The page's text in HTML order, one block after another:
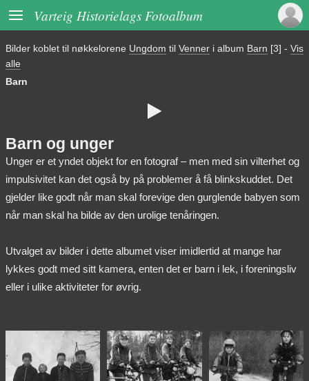
 Varteig Historielags Fotoalbum
Bilder koblet til nøkkelorene Ungdom til Venner i album Barn [3] - Vis
alle
Barn

Barn og unger
Unger er et yndet objekt for en fotograf – men med sin vilterhet og
impulsivitet kan det også by på problemer å få blinkskuddet. Det
gjelder like godt når man skal forevige den gurglende babyen som
når man skal ha bilde av den urolige tenåringen.
Utvalget av bilder i dette albumet viser imidlertid at mange har
lykkes godt med sitt kamera, enten det er barn i lek, i foreningsliv
eller i ulike aktiviteter for øvrig.